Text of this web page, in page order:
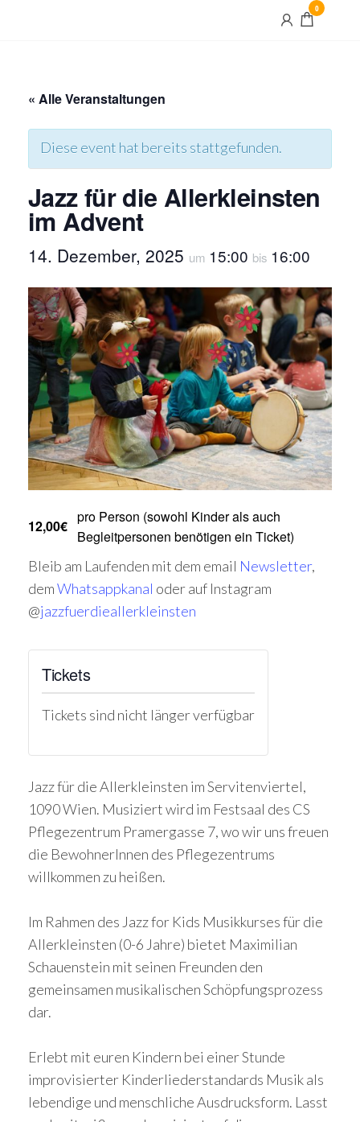
0
« Alle Veranstaltungen
Diese event hat bereits stattgefunden.
Jazz für die Allerkleinsten
im Advent
14. Dezember, 2025 um 15:00 bis 16:00
12,00€
pro Person (sowohl Kinder als auch
Begleitpersonen benötigen ein Ticket)
Bleib am Laufenden mit dem email Newsletter,
demWhatsappkanal oder auf Instagram
@jazzfuerdieallerkleinsten
Tickets
Tickets sind nicht länger verfügbar
Jazz für die Allerkleinsten im Servitenviertel,
1090 Wien. Musiziert wird im Festsaal des CS
Pflegezentrum Pramergasse 7, wo wir uns freuen
die BewohnerInnen des Pflegezentrums
willkommen zu heißen.
Im Rahmen des Jazz for Kids Musikkurses für die
Allerkleinsten (0-6 Jahre) bietet Maximilian
Schauenstein mit seinen Freunden den
gemeinsamen musikalischen Schöpfungsprozess
dar.
Erlebt mit euren Kindern bei einer Stunde
improvisierter Kinderliederstandards Musik als
lebendige und menschliche Ausdrucksform. Lasst